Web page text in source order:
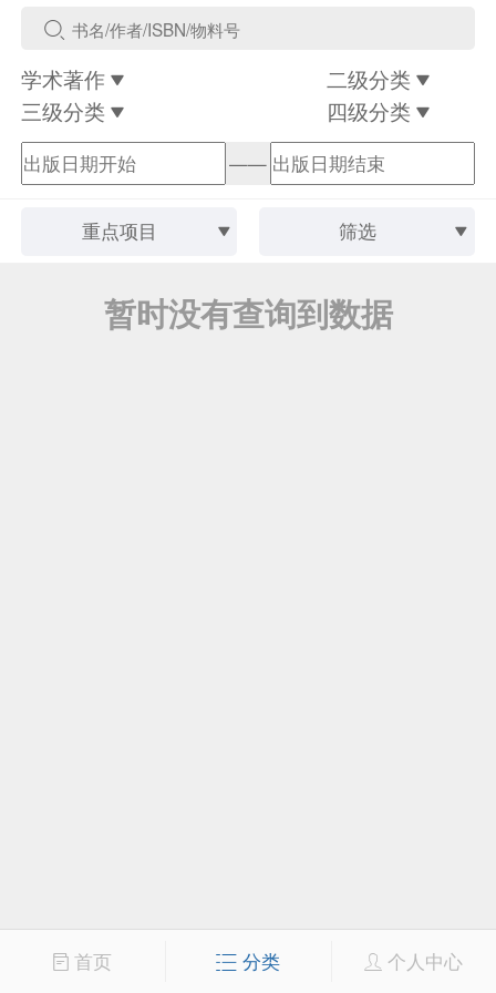
学术著作
二级分类
三级分类
四级分类
——
重点项目 筛选
暂时没有查询到数据
首页 分类 个人中心